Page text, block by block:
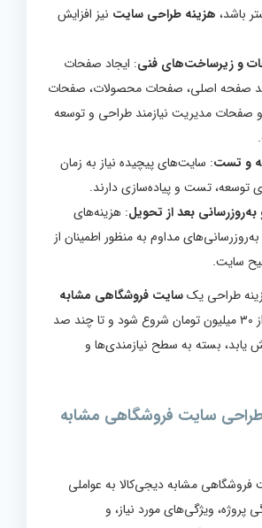
باشد، هزینه طراحی سایت نیز افزایش
و زیرساخت‌های فنی: ایجاد صفحات
صفحه اصلی، صفحات محصولات، صفحات
صفحات مدیریت نیازمند طراحی و توسعه
و تست: سایت‌های پیچیده نیاز به زمان
توسعه، تست و پیاده‌سازی دارند.
به‌روزرسانی بعد از تحویل: هزینه‌های
مداوم به منظور اطمینان از
سایت.
طراحی یکسایت فروشگاهی مشابه
می‌تواند از ۳۰ میلیون تومان شروع شود و تا چند صد
یابد، بسته به سطح نیازمندی‌ها و
طراحی سایت فروشگاهی مشابه
مشابه دیجی‌کالا به عواملی
ویژگی‌های مورد نیاز، و